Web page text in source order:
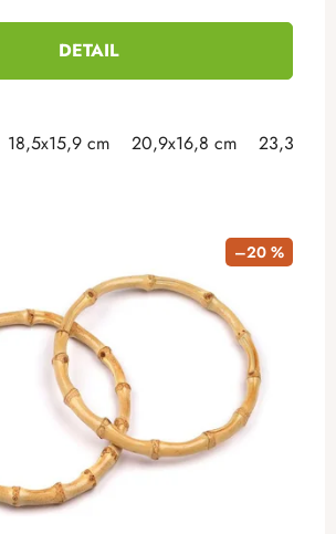
DETAIL
18,5x15,9 cm 20,9x16,8 cm 23,3x18
–20 %